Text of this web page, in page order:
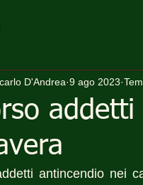
addetti
D'Andrea 9 ago 2023
antincendio nei